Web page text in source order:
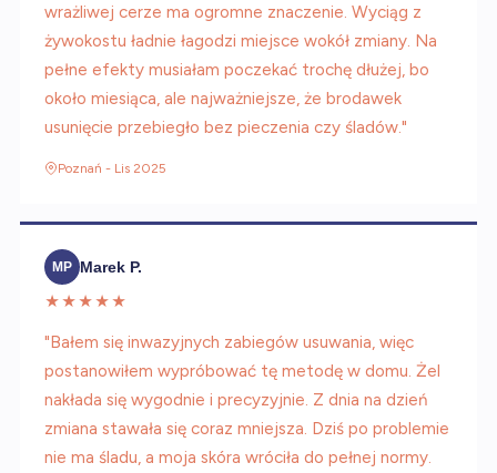
wrażliwej cerze ma ogromne znaczenie. Wyciąg z
żywokostu ładnie łagodzi miejsce wokół zmiany. Na
pełne efekty musiałam poczekać trochę dłużej, bo
około miesiąca, ale najważniejsze, że brodawek
usunięcie przebiegło bez pieczenia czy śladów."
Poznań - Lis 2025
MP Marek P.
★★★★★
"Bałem się inwazyjnych zabiegów usuwania, więc
postanowiłem wypróbować tę metodę w domu. Żel
nakłada się wygodnie i precyzyjnie. Z dnia na dzień
zmiana stawała się coraz mniejsza. Dziś po problemie
nie ma śladu, a moja skóra wróciła do pełnej normy.